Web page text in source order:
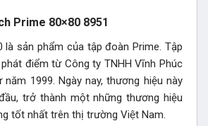
Prime 80×80 8951
là sản phẩm của tập đoàn Prime. Tập
điểm từ Công ty TNHH Vĩnh Phúc
1999. Ngày nay, thương hiệu này
trở thành một những thương hiệu
tốt nhất trên thị trường Việt Nam.